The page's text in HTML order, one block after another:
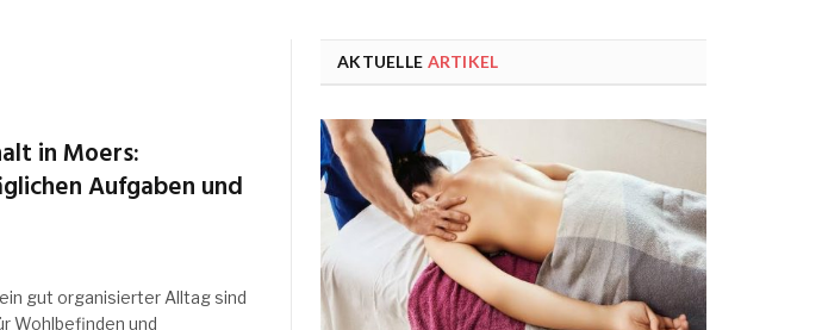
in Moers:
Aufgaben und
gut organisierter Alltag sind
Wohlbefinden und
AKTUELLE ARTIKEL